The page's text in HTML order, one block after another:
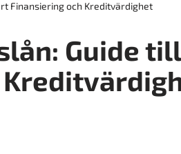
Finansiering och Kreditvärdighet
Guide